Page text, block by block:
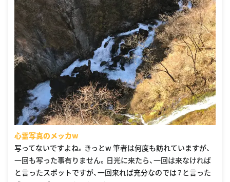
心霊写真のメッカw
写ってないですよね。きっとw 筆者は何度も訪れていますが、
一回も写った事有りません。日光に来たら、一回は来なければ
と言ったスポットですが、一回来れば充分なのでは？と言った